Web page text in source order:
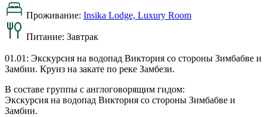
Проживание: Insika Lodge, Luxury Room
Питание: Завтрак
01.01: Экскурсия на водопад Виктория со стороны Зимбабве и
Замбии. Круиз на закате по реке Замбези.
В составе группы с англоговорящим гидом:
Экскурсия на водопад Виктория со стороны Зимбабве и
Замбии.